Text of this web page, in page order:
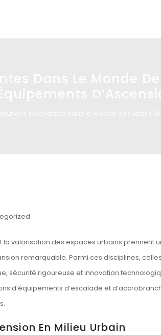
valorisation des espaces urbains
remarquable. Parmi ces disciplines,
sécurité rigoureuse et innovation
d’équipements d’escalade et
En Milieu Urbain